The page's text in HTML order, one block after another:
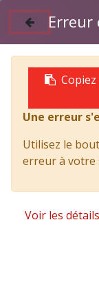
Suivez nous
Products
Erreur
Une erreur
Utilisez le
erreur à votre
Voir les détails